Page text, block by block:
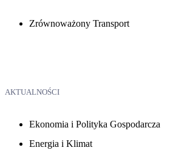
Zrównoważony Transport
AKTUALNOŚCI
Ekonomia i Polityka Gospodarcza
Energia i Klimat